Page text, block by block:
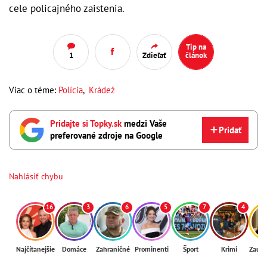
cele policajného zaistenia.
1 Zdieľať
Tip na
článok
Viac o téme: Polícia, Krádež
Pridajte si Topky.skmedzi Vaše
preferované zdroje na Google
Pridať
Nahlásiť chybu
16
Najčítanejšie
3
Domáce
6
Zahraničné
5
Prominenti
7
Šport
4
Krimi